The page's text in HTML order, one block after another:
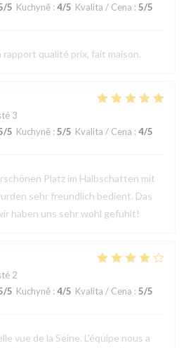
/5 Kuchyně : 4/5 Kvalita / Cena : 5/5
rapport qualité prix, fait maison.
3
/5 Kuchyně : 5/5 Kvalita / Cena : 4/5
Platz im Halbschatten mit
sehr freundlich bedient. Das
haben uns sehr wohl gefühlt!
2
/5 Kuchyně : 4/5 Kvalita / Cena : 5/5
vue de la Seine. L'équipe nous a